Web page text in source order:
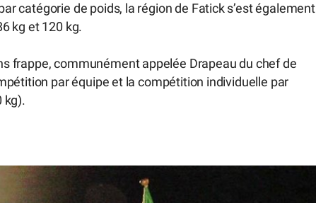
catégorie de poids, la région de Fatick s’est également
kg et 120 kg.
frappe, communément appelée Drapeau du chef de
par équipe et la compétition individuelle par
kg).